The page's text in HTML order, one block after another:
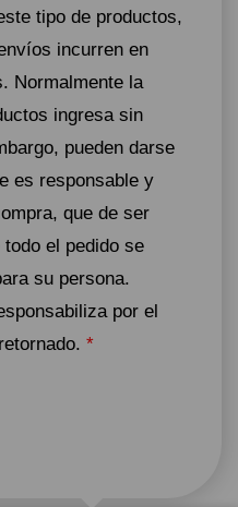
tipo de productos,
incurren en
Normalmente la
ingresa sin
pueden darse
es responsable y
que de ser
el pedido se
su persona.
por el
*